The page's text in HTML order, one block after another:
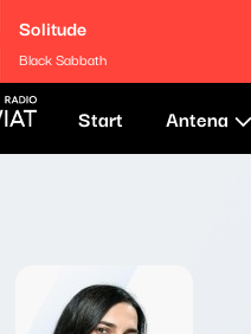
Solitude
Black Sabbath
Start Antena